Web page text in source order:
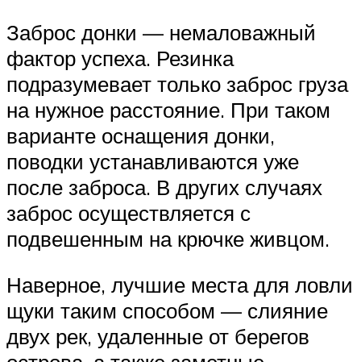
Заброс донки — немаловажный
фактор успеха. Резинка
подразумевает только заброс груза
на нужное расстояние. При таком
варианте оснащения донки,
поводки устанавливаются уже
после заброса. В других случаях
заброс осуществляется с
подвешенным на крючке живцом.
Наверное, лучшие места для ловли
щуки таким способом — слияние
двух рек, удаленные от берегов